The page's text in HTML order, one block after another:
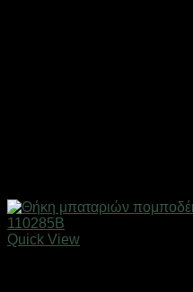
Quick View